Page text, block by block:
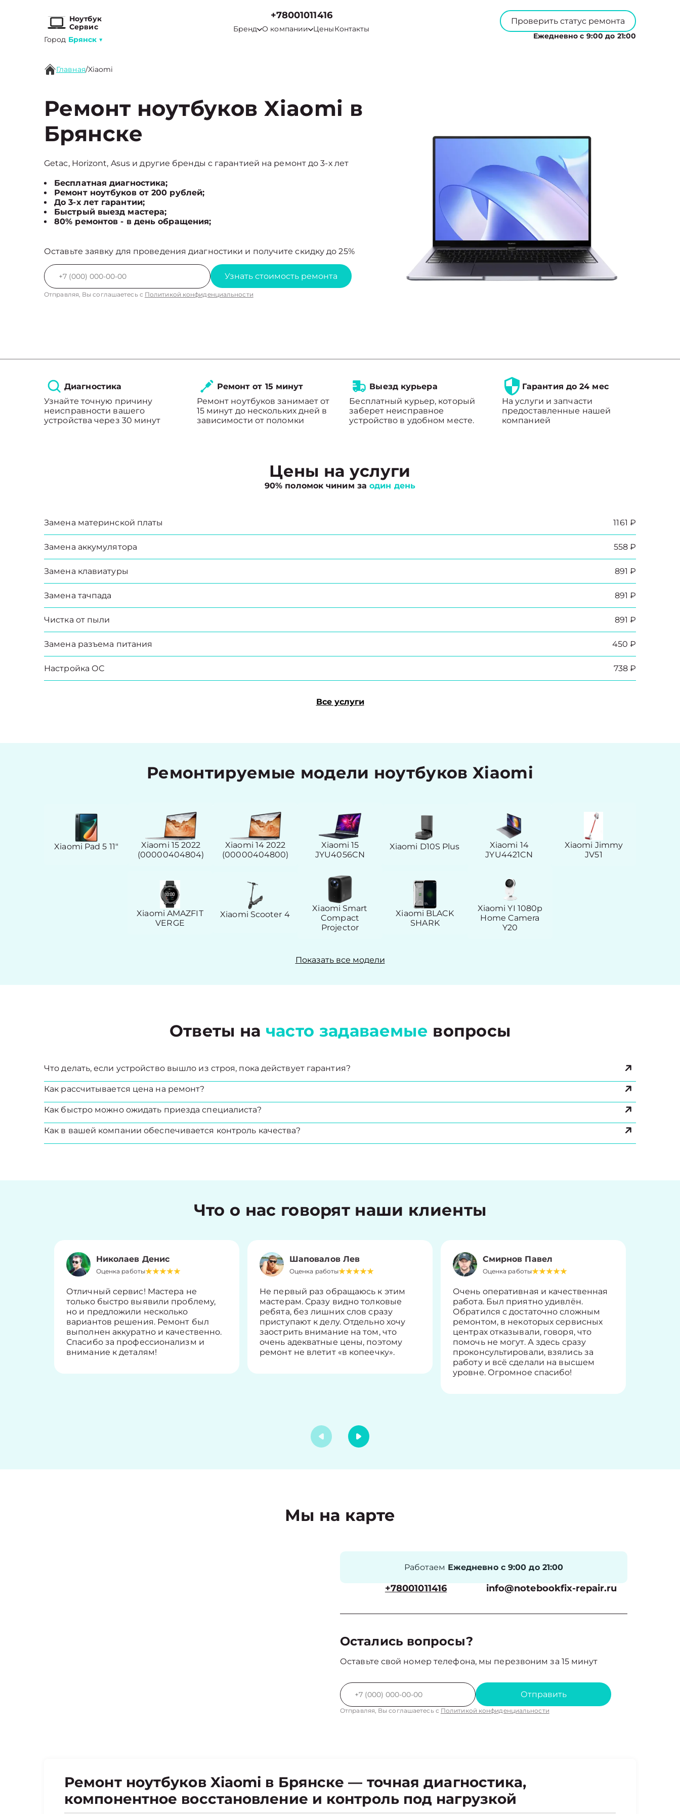
Ноутбук
Сервис
Город Брянск ▼
+78001011416
Бренд О компании ЦеныКонтакты
Проверить статус ремонта
Ежедневно с 9:00 до 21:00
Главная/Xiaomi
Ремонт ноутбуков Xiaomi в
Брянске
Getac, Horizont, Asus и другие бренды с гарантией на ремонт до 3-х лет
Бесплатная диагностика;
Ремонт ноутбуков от 200 рублей;
До 3-х лет гарантии;
Быстрый выезд мастера;
80% ремонтов - в день обращения;
Оставьте заявку для проведения диагностики и получите скидку до 25%
Узнать стоимость ремонта
Отправляя, Вы соглашаетесь с Политикой конфиденциальности
Диагностика
Узнайте точную причину
неисправности вашего
устройства через 30 минут
Ремонт от 15 минут
Ремонт ноутбуков занимает от
15 минут до нескольких дней в
зависимости от поломки
Выезд курьера
Бесплатный курьер, который
заберет неисправное
устройство в удобном месте.
Гарантия до 24 мес
На услуги и запчасти
предоставленные нашей
компанией
Цены на услуги
90% поломок чиним заодин день
Замена материнской платы 1161 ₽
Замена аккумулятора 558 ₽
Замена клавиатуры 891 ₽
Замена тачпада 891 ₽
Чистка от пыли 891 ₽
Замена разъема питания 450 ₽
Настройка ОС 738 ₽
Все услуги
Ремонтируемые модели ноутбуков Xiaomi
Xiaomi Pad 5 11″
Xiaomi 15 2022
(00000404804)
Xiaomi 14 2022
(00000404800)
Xiaomi 15
JYU4056CN
Xiaomi D10S Plus
Xiaomi 14
JYU4421CN
Xiaomi Jimmy
JV51
Xiaomi AMAZFIT
VERGE
Xiaomi Scooter 4
Xiaomi Smart
Compact
Projector
Xiaomi BLACK
SHARK
Xiaomi YI 1080p
Home Camera
Y20
Показать все модели
Ответы на часто задаваемые вопросы
Что делать, если устройство вышло из строя, пока действует гарантия?
Как рассчитывается цена на ремонт?
Как быстро можно ожидать приезда специалиста?
Как в вашей компании обеспечивается контроль качества?
Что о нас говорят наши клиенты
Николаев Денис
Оценка работы
Отличный сервис! Мастера не
только быстро выявили проблему,
но и предложили несколько
вариантов решения. Ремонт был
выполнен аккуратно и качественно.
Спасибо за профессионализм и
внимание к деталям!
Шаповалов Лев
Оценка работы
Не первый раз обращаюсь к этим
мастерам. Сразу видно толковые
ребята, без лишних слов сразу
приступают к делу. Отдельно хочу
заострить внимание на том, что
очень адекватные цены, поэтому
ремонт не влетит «в копеечку».
Смирнов Павел
Оценка работы
Очень оперативная и качественная
работа. Был приятно удивлён.
Обратился с достаточно сложным
ремонтом, в некоторых сервисных
центрах отказывали, говоря, что
помочь не могут. А здесь сразу
проконсультировали, взялись за
работу и всё сделали на высшем
уровне. Огромное спасибо!
Мы на карте
Работаем Ежедневно с 9:00 до 21:00
+78001011416 info@notebookfix-repair.ru
Остались вопросы?
Оставьте свой номер телефона, мы перезвоним за 15 минут
Отправить
Отправляя, Вы соглашаетесь с Политикой конфиденциальности
Ремонт ноутбуков Xiaomi в Брянске — точная диагностика,
компонентное восстановление и контроль под нагрузкой